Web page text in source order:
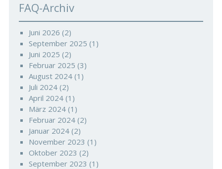
FAQ-Archiv
Juni 2026 (2)
September 2025 (1)
Juni 2025 (2)
Februar 2025 (3)
August 2024(1)
Juli 2024(2)
April 2024(1)
März 2024(1)
Februar 2024(2)
Januar 2024(2)
November 2023 (1)
Oktober 2023 (2)
September 2023 (1)